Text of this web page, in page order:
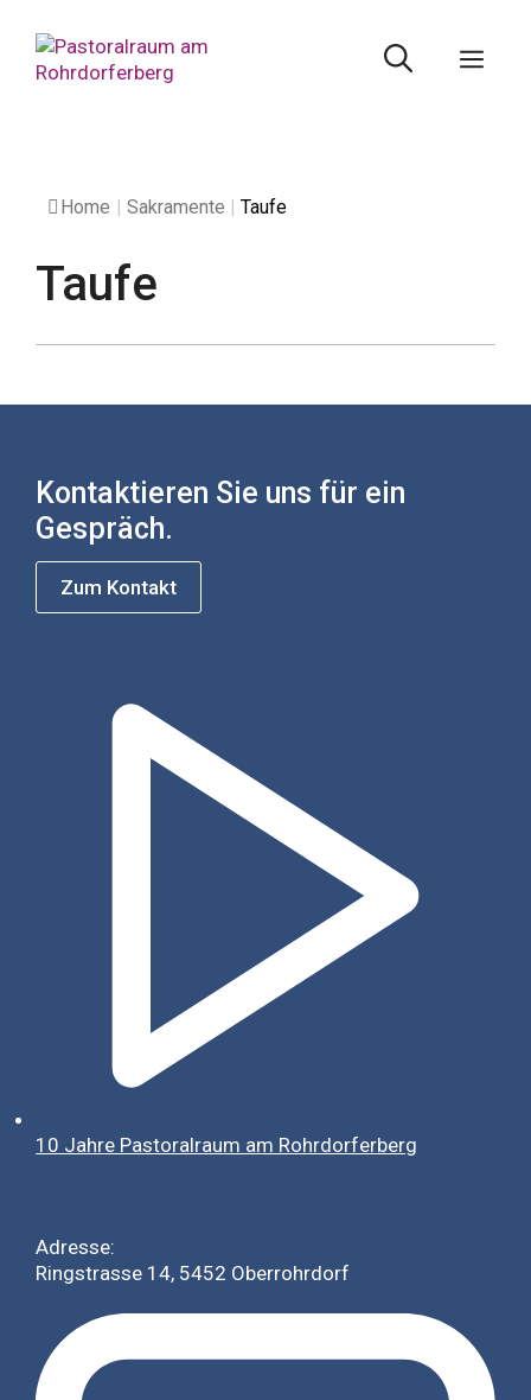
zum
Inhalt
Home | Sakramente | Taufe
Taufe
Kontaktieren Sie uns für ein
Gespräch.
Zum Kontakt
10 Jahre Pastoralraum am Rohrdorferberg
Adresse:
Ringstrasse 14, 5452 Oberrohrdorf